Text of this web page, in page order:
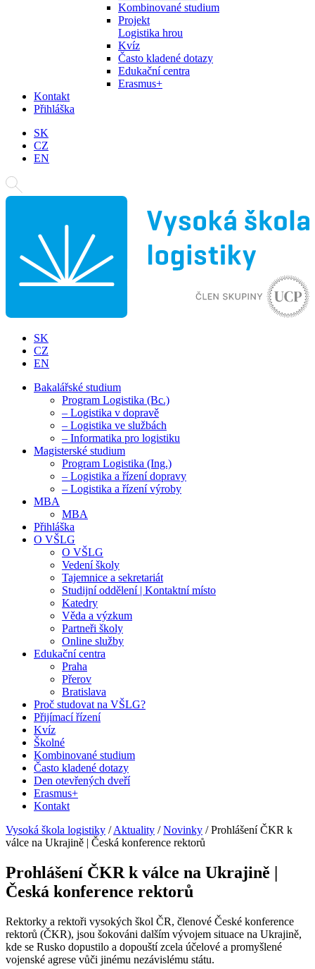
Kombinované studium
Projekt
Logistika hrou
Kvíz
Často kladené dotazy
Edukační centra
Erasmus+
Kontakt
Přihláška
SK
CZ
EN
SK
CZ
EN
Bakalářské studium
Program Logistika (Bc.)
– Logistika v dopravě
– Logistika ve službách
– Informatika pro logistiku
Magisterské studium
Program Logistika (Ing.)
– Logistika a řízení dopravy
– Logistika a řízení výroby
MBA
MBA
Přihláška
O VŠLG
O VŠLG
Vedení školy
Tajemnice a sekretariát
Studijní oddělení | Kontaktní místo
Katedry
Věda a výzkum
Partneři školy
Online služby
Edukační centra
Praha
Přerov
Bratislava
Proč studovat na VŠLG?
Přijímací řízení
Kvíz
Školné
Kombinované studium
Často kladené dotazy
Den otevřených dveří
Erasmus+
Kontakt
Vysoká škola logistiky /Aktuality /Novinky /Prohlášení ČKR k
válce na Ukrajině | Česká konference rektorů
Prohlášení ČKR k válce na Ukrajině |
Česká konference rektorů
Rektorky a rektoři vysokých škol ČR, členové České konference
rektorů (ČKR), jsou šokováni dalším vývojem situace na Ukrajině,
kde se Rusko dopustilo a dopouští zcela účelové a promyšlené
vojenské agrese vůči jinému nezávislému státu.